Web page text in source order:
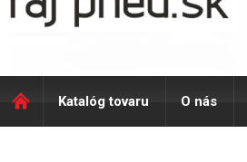
Katalóg tovaru O nás